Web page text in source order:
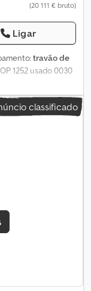
(20 111 € bruto)
Ligar
travão de
1252 usado 0030
para deposição
rotor, diâmetro do
de trabalho, 0080
sistema de
0150 Load
veio de
Cjdpfey
classificado